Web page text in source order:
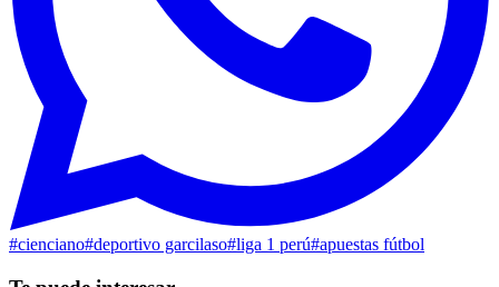
#cienciano#deportivo garcilaso#liga 1 perú#apuestas fútbol